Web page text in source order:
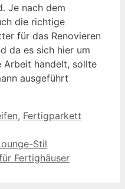
Je nach dem
die richtige
für das Renovieren
da es sich hier um
Arbeit handelt, sollte
ausgeführt
, Fertigparkett
Stil
Fertighäuser